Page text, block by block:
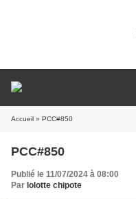
Accueil » PCC#850
PCC#850
Publié le 11/07/2024 à 08:00
Par lolotte chipote